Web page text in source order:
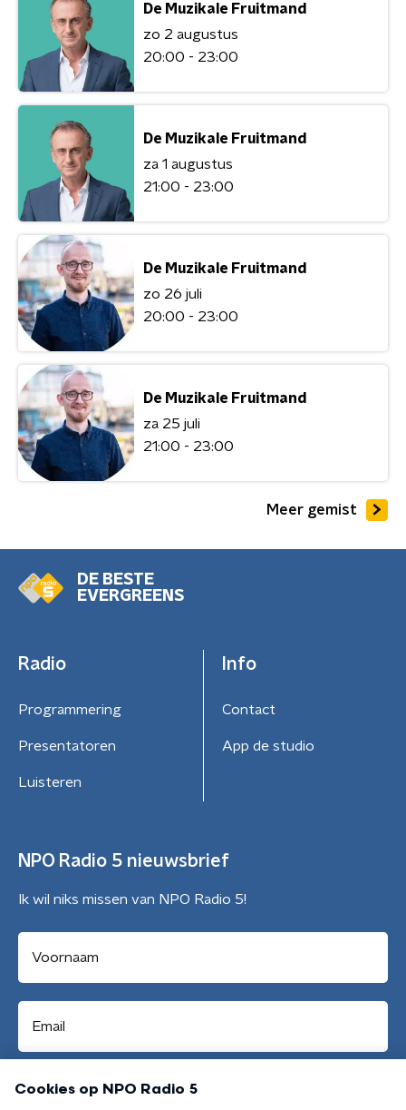
De Muzikale Fruitmand
zo 2 augustus
20:00 - 23:00
De Muzikale Fruitmand
za 1 augustus
21:00 - 23:00
De Muzikale Fruitmand
zo 26 juli
20:00 - 23:00
De Muzikale Fruitmand
za 25 juli
21:00 - 23:00
Meer gemist
DE BESTE
EVERGREENS
Radio
Programmering
Presentatoren
Luisteren
Info
Contact
App de studio
NPO Radio 5 nieuwsbrief
Ik wil niks missen van NPO Radio 5!
Aanmelden